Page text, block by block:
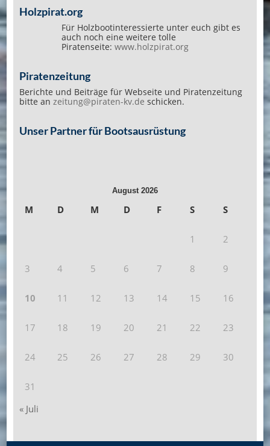
Holzpirat.org
Für Holzbootinteressierte unter euch gibt es
auch noch eine weitere tolle
Piratenseite: www.holzpirat.org
Piratenzeitung
Berichte und Beiträge für Webseite und Piratenzeitung
bitte an zeitung@piraten-kv.de schicken.
Unser Partner für Bootsausrüstung
August 2026
M D M D F S S
1 2
3 4 5 6 7 8 9
10 11 12 13 14 15 16
17 18 19 20 21 22 23
24 25 26 27 28 29 30
31
« Juli